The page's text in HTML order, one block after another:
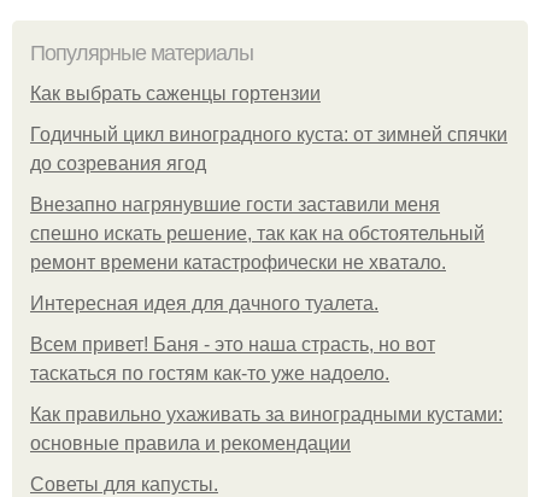
Популярные материалы
Как выбрать саженцы гортензии
Годичный цикл виноградного куста: от зимней спячки
до созревания ягод
Внезапно нагрянувшие гости заставили меня
спешно искать решение, так как на обстоятельный
ремонт времени катастрофически не хватало.
Интересная идея для дачного туалета.
Всем привет! Баня - это наша страсть, но вот
таскаться по гостям как-то уже надоело.
Как правильно ухаживать за виноградными кустами:
основные правила и рекомендации
Советы для капусты.